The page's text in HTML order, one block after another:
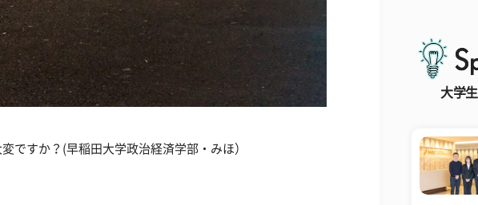
ですか？(早稲田大学政治経済学部・みほ）
大学